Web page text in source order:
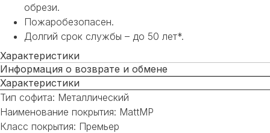
обрези.
Пожаробезопасен.
Долгий срок службы – до 50 лет*.
Характеристики
Информация о возврате и обмене
Характеристики
Тип софита: Металлический
Наименование покрытия: MattMP
Класс покрытия: Премьер